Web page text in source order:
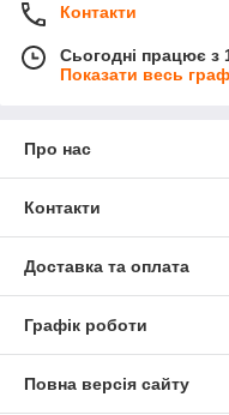
Контакти
Сьогодні працює з
Показати весь
Про нас
Контакти
Доставка та оплата
Графік роботи
Повна версія сайту